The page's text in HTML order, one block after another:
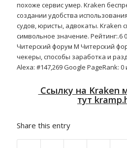
похоже сервис умер. Kraken
создании удобства
судов, юристы, адвокаты. Kraken
символьное значение. Рейтинг:.6
Читерский форум M Читерский
чекеры, способы заработка и
Alexa: #147,269 Google PageRank: 0
Ссылку на Kraken
тут
Share this entry